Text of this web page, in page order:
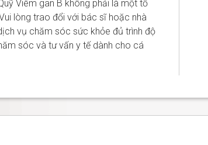
Viêm gan B không phải là một tổ
lòng trao đổi với bác sĩ hoặc nhà
vụ chăm sóc sức khỏe đủ trình độ
sóc và tư vấn y tế dành cho cá